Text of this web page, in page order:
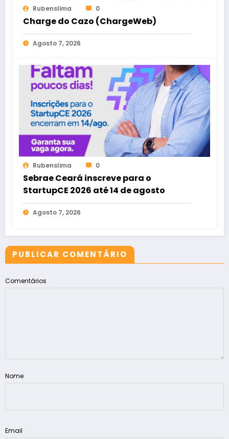
Rubenslima 0
Charge do Cazo (ChargeWeb)
Agosto 7, 2026
Rubenslima 0
Sebrae Ceará inscreve para o
StartupCE 2026 até 14 de agosto
Agosto 7, 2026
PUBLICAR COMENTÁRIO
Comentários
Nome
Email